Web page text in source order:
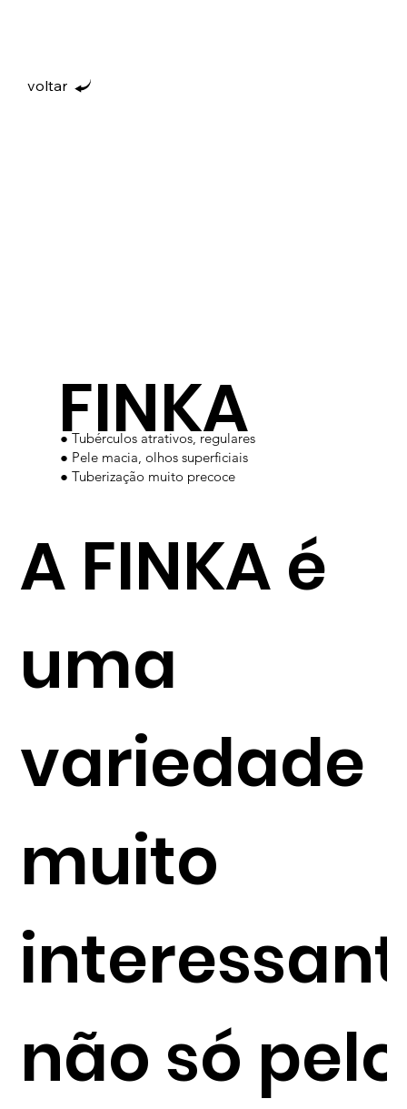
FINKA
● Tubérculos atrativos, regulares
● Pele macia, olhos superficiais
● Tuberização muito precoce
voltar
A FINKA é
uma
variedade
muito
não só pelo